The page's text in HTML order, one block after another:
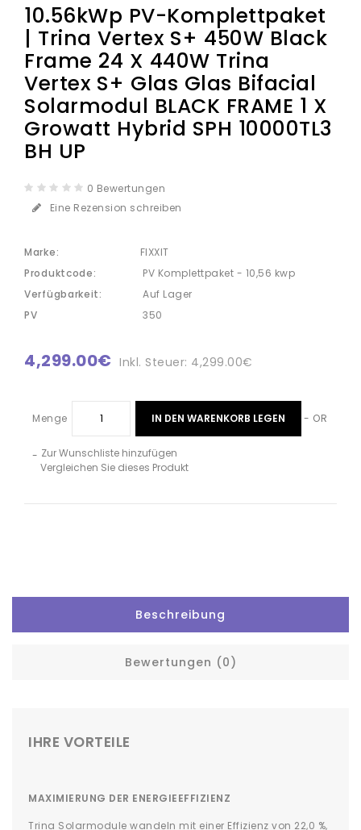
10.56kWp PV-Komplettpaket
| Trina Vertex S+ 450W Black
Frame 24 X 440W Trina
Vertex S+ Glas Glas Bifacial
Solarmodul BLACK FRAME 1 X
Growatt Hybrid SPH 10000TL3
BH UP
0 Bewertungen
Eine Rezension schreiben
Marke:
FIXXIT
Produktcode:
PV Komplettpaket - 10,56 kwp
Verfügbarkeit:
Auf Lager
PV
350
4,299.00€ Inkl. Steuer: 4,299.00€
Menge IN DEN WARENKORB LEGEN - OR
- Zur Wunschliste hinzufügen
Vergleichen Sie dieses Produkt
Beschreibung
Bewertungen (0)
IHRE VORTEILE
MAXIMIERUNG DER ENERGIEEFFIZIENZ
Trina Solarmodule wandeln mit einer Effizienz von 22,0 %,